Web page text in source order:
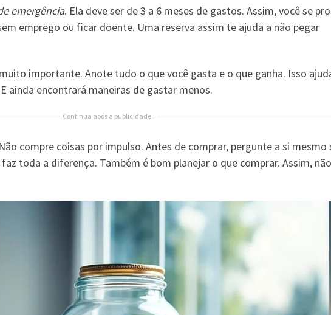
emergência. Ela deve ser de 3 a 6 meses de gastos. Assim, você se
emprego ou ficar doente. Uma reserva assim te ajuda a não pegar
importante. Anote tudo o que você gasta e o que ganha. Isso
ainda encontrará maneiras de gastar menos.
Continua após a publicidade..
compre coisas por impulso. Antes de comprar, pergunte a si mesmo
toda a diferença. Também é bom planejar o que comprar. Assim, não